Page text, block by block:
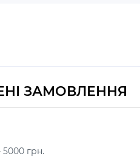
ЗАМОВЛЕННЯ
грн.